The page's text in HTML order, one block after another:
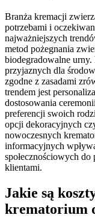
Branża kremacji
potrzebami i
najważniejszych
metod pożegnania
biodegradowalne
przyjaznych dla
zgodne z zasadami
trendem jest
dostosowania
preferencji swoich
opcji dekoracyjnych
nowoczesnych
informacyjnych
społecznościowych
klientami.
Jakie są
krematorium